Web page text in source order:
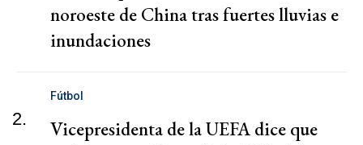
noroeste de China tras fuertes lluvias e
inundaciones
2.
Fútbol
Vicepresidenta de la UEFA dice que